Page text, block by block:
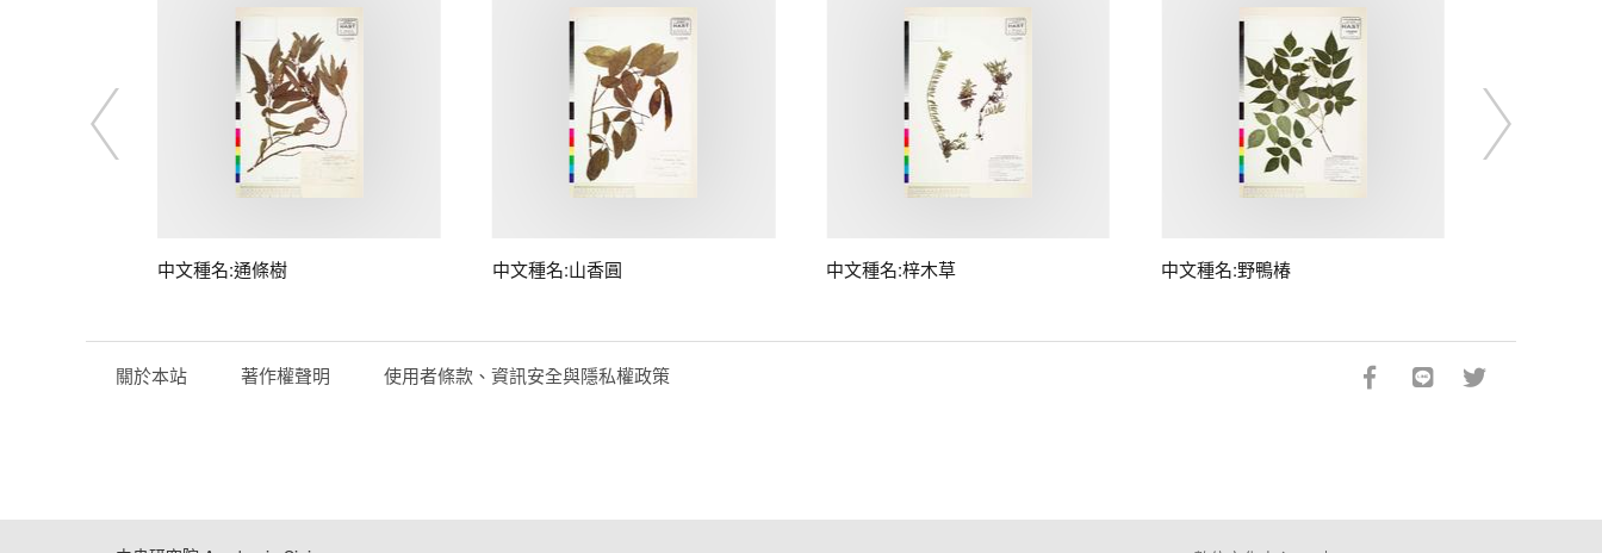
中文種名:通條樹 中文種名:山香圓 中文種名:梓木草 中文種名:野鴨椿
關於本站 著作權聲明 使用者條款、資訊安全與隱私權政策